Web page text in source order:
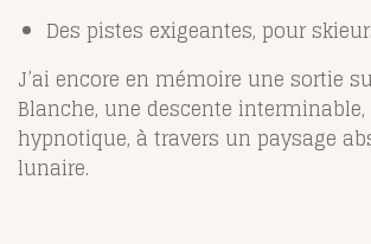
Des pistes exigeantes, pour
J’ai encore en mémoire une sortie
Blanche, une descente interminable,
hypnotique, à travers un paysage
lunaire.